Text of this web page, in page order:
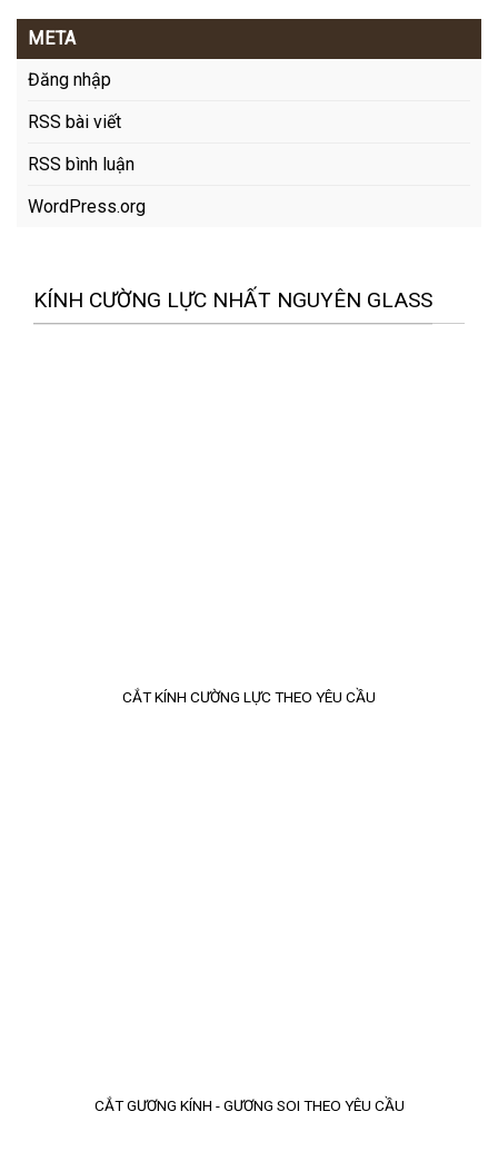
META
Đăng nhập
RSS bài viết
RSS bình luận
WordPress.org
KÍNH CƯỜNG LỰC NHẤT NGUYÊN GLASS
CẮT KÍNH CƯỜNG LỰC THEO YÊU CẦU
CẮT GƯƠNG KÍNH - GƯƠNG SOI THEO YÊU CẦU